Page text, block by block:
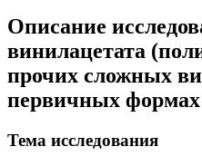
Описание
винилацетата
прочих сложных
первичных формах
Тема иcследования